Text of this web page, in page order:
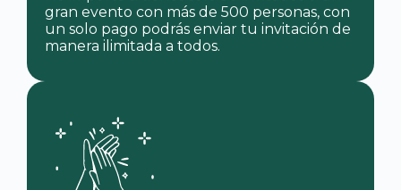
gran evento con más de 500 personas, con
un solo pago podrás enviar tu invitación de
manera ilimitada a todos.